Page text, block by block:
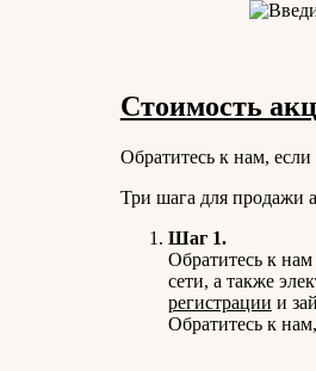
Стоимость
Обратитесь к нам,
Три шага для продажи
Шаг 1.
Обратитесь к
сети, а также
регистрации и
Обратитесь к